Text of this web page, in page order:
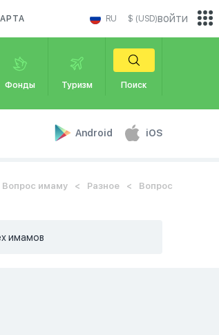
RU $ (USD)
Фонды Туризм Поиск
Android iOS
войти
Вопрос имаму Разное Вопрос
имамов